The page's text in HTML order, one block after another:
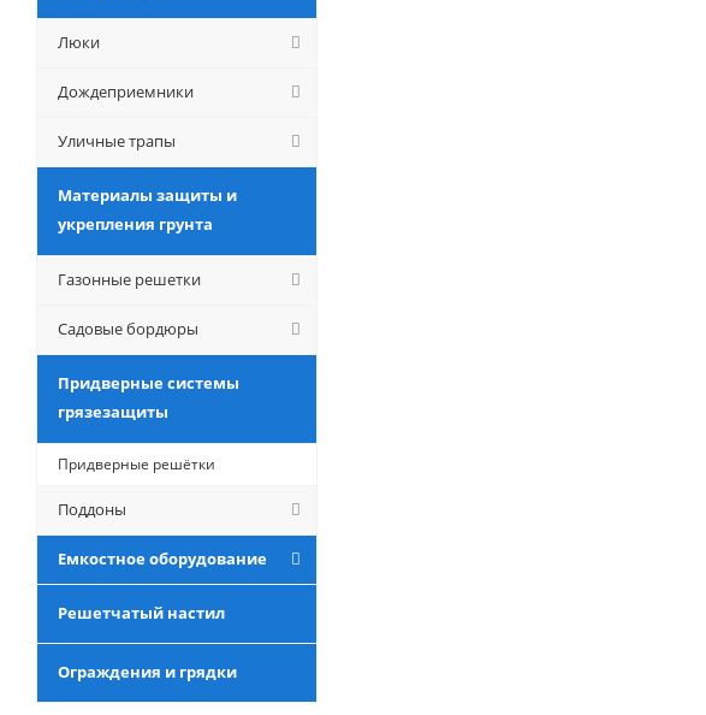
Люки
Дождеприемники
Уличные трапы
Материалы защиты и
укрепления грунта
Газонные решетки
Садовые бордюры
Придверные системы
грязезащиты
Придверные решётки
Поддоны
Емкостное оборудование
Решетчатый настил
Ограждения и грядки